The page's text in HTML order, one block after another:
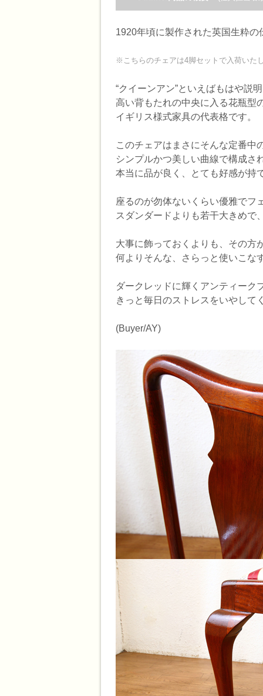
1920年頃に製作された英国生粋の
※こちらのチェアは4脚セットで入荷いた
“クイーンアン”といえばもはや説
高い背もたれの中央に入る花瓶型
イギリス様式家具の代表格です。
このチェアはまさにそんな定番中
シンプルかつ美しい曲線で構成さ
本当に品が良く、とても好感が持
座るのが勿体ないくらい優雅でフ
スダンダードよりも若干大きめで
大事に飾っておくよりも、その方
何よりそんな、さらっと使いこな
ダークレッドに輝くアンティーク
きっと毎日のストレスをいやして
(Buyer/AY)